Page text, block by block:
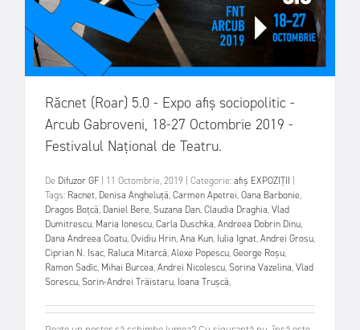
Răcnet (Roar) 5.0 - Expo afiș sociopolitic -
Arcub Gabroveni, 18-27 Octombrie 2019 -
Festivalul Național de Teatru.
De Difuzor GF 11 Octombrie, 2019 Categorie:afiș EXPOZIȚII
Tags: Racnet, Denisa Angheluță,Carmen Apetrei,Oana Barbonie,
Dragos Boțcă, Daniel Bere,Suzana Dan,Claudia Draghia,Vlad
Dumitrescu, Maria Ionescu,Carla Duschka,Andreea Dobrin Dinu,
Dana Andreea Coatu,Ovidiu Hrin,Ana Kun, Iulia Ignat,Andrei Grosu,
Ciprian N. Isac, Raluca Mitarcă,Alexe Popescu,George Roșu,
Ramon Sadîc, Mihai Burcea,Andrei Nicolescu,Sorina Vazelina,Vlad
Sorescu,Sorin-Andrei Trăistaru, Ioana Trușcă,